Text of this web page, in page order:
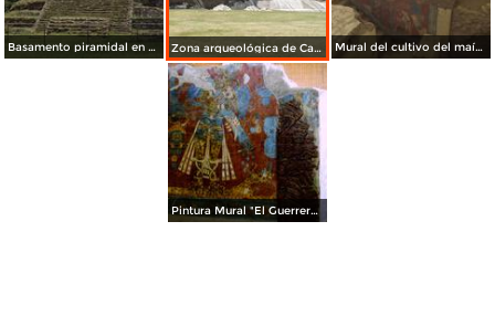
Basamento piramidal en Cacaxtla. Agosto/2014 Zona arqueológica de Cacaxtla. Agosto/2014 Mural del cultivo del maíz. Agosto/2014
Pintura Mural "El Guerrero Jagüar" de la cultura olmeca. Cacaxtla, Tlaxcala